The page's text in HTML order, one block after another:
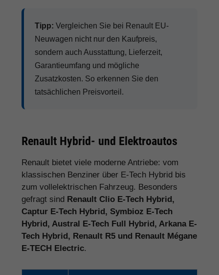
Tipp: Vergleichen Sie bei Renault EU-
Neuwagen nicht nur den Kaufpreis,
sondern auch Ausstattung, Lieferzeit,
Garantieumfang und mögliche
Zusatzkosten. So erkennen Sie den
tatsächlichen Preisvorteil.
Renault Hybrid- und Elektroautos
Renault bietet viele moderne Antriebe: vom
klassischen Benziner über E-Tech Hybrid bis
zum vollelektrischen Fahrzeug. Besonders
gefragt sind Renault Clio E-Tech Hybrid,
Captur E-Tech Hybrid, Symbioz E-Tech
Hybrid, Austral E-Tech Full Hybrid, Arkana E-
Tech Hybrid, Renault R5 und Renault Mégane
E-TECH Electric.